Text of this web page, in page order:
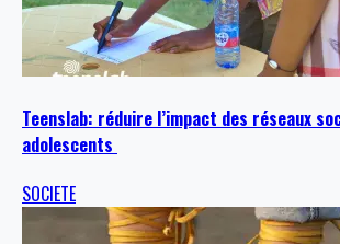
Teenslab: réduire l’impact des réseaux
adolescents
SOCIETE